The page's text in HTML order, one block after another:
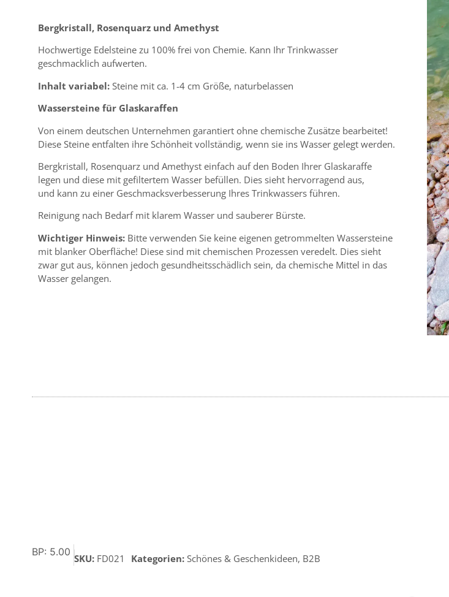
Bergkristall, Rosenquarz und Amethyst
Hochwertige Edelsteine zu 100% frei von Chemie. Kann Ihr Trinkwasser
geschmacklich aufwerten.
Inhalt variabel: Steine mit ca. 1-4 cm Größe, naturbelassen
Wassersteine für Glaskaraffen
Von einem deutschen Unternehmen garantiert ohne chemische Zusätze bearbeitet!
Diese Steine entfalten ihre Schönheit vollständig, wenn sie ins Wasser gelegt werden.
Bergkristall, Rosenquarz und Amethyst einfach auf den Boden Ihrer Glaskaraffe
legen und diese mit gefiltertem Wasser befüllen. Dies sieht hervorragend aus,
und kann zu einer Geschmacksverbesserung Ihres Trinkwassers führen.
Reinigung nach Bedarf mit klarem Wasser und sauberer Bürste.
Wichtiger Hinweis: Bitte verwenden Sie keine eigenen getrommelten Wassersteine
mit blanker Oberfläche! Diese sind mit chemischen Prozessen veredelt. Dies sieht
zwar gut aus, können jedoch gesundheitsschädlich sein, da chemische Mittel in das
Wasser gelangen.
BP: 5.00
SKU: FD021 Kategorien: Schönes & Geschenkideen, B2B